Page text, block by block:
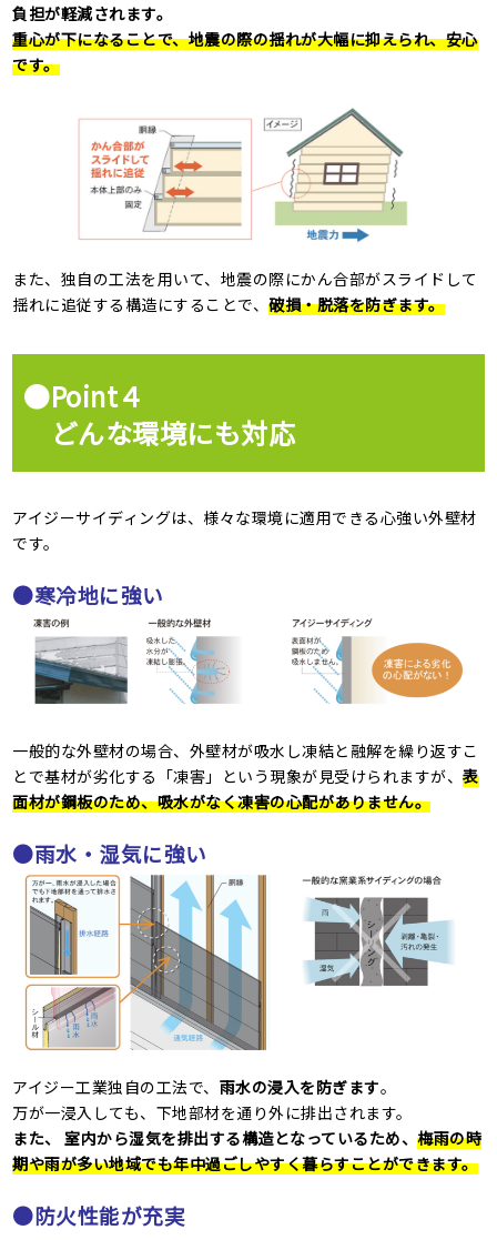
負担が軽減されます。
重心が下になることで、地震の際の揺れが大幅に抑えられ、安心
です。
また、独自の工法を用いて、地震の際にかん合部がスライドして
揺れに追従する構造にすることで、破損・脱落を防ぎます。
●Point４
どんな環境にも対応
アイジーサイディングは、様々な環境に適用できる心強い外壁材
です。
●寒冷地に強い
一般的な外壁材の場合、外壁材が吸水し凍結と融解を繰り返すこ
とで基材が劣化する「凍害」という現象が見受けられますが、表
面材が鋼板のため、吸水がなく凍害の心配がありません。
●雨水・湿気に強い
アイジー工業独自の工法で、 雨水の浸入を防ぎます。
万が一浸入しても、下地部材を通り外に排出されます。
また、 室内から湿気を排出する構造となっているため、梅雨の時
期や雨が多い地域でも年中過ごしやすく暮らすことができます。
●防火性能が充実